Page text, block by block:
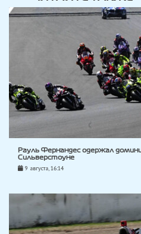
Рауль Фернандес одержал
Сильверстоуне
9 августа, 16:14